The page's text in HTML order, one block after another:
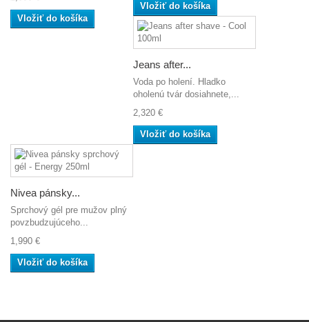
Vložiť do košíka
Vložiť do košíka
Jeans after...
Voda po holení. Hladko
oholenú tvár dosiahnete,...
2,320 €
Vložiť do košíka
Nivea pánsky...
Sprchový gél pre mužov plný
povzbudzujúceho...
1,990 €
Vložiť do košíka